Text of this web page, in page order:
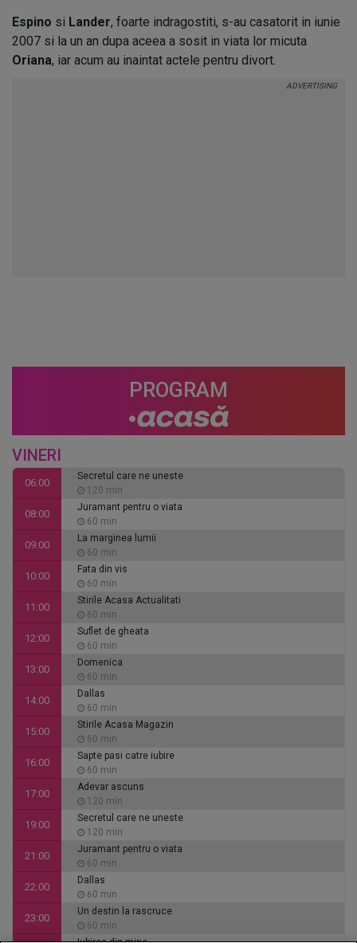
Espino si Lander, foarte indragostiti, s-au casatorit in iunie
2007 si la un an dupa aceea a sosit in viata lor micuta
Oriana, iar acum au inaintat actele pentru divort.
PROGRAM
VINERI
06:00
Secretul care ne uneste
120 min
08:00
Juramant pentru o viata
60 min
09:00
La marginea lumii
60 min
10:00
Fata din vis
60 min
11:00
Stirile Acasa Actualitati
60 min
12:00
Suflet de gheata
60 min
13:00
Domenica
60 min
14:00
Dallas
60 min
15:00
Stirile Acasa Magazin
60 min
16:00
Sapte pasi catre iubire
60 min
17:00
Adevar ascuns
120 min
19:00
Secretul care ne uneste
120 min
21:00
Juramant pentru o viata
60 min
22:00
Dallas
60 min
23:00
Un destin la rascruce
60 min